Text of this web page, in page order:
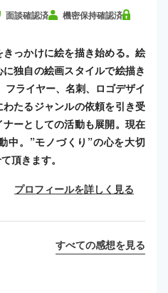
面談確認済 機密保持確認済
っかけに絵を描き始める。絵
独自の絵画スタイルで絵描き
フライヤー、名刺、ロゴデザイ
たるジャンルの依頼を引き受
ーとしての活動も展開。現在
中。”モノづくり”の心を大切
頂きます。
プロフィールを詳しく見る
すべての感想を見る